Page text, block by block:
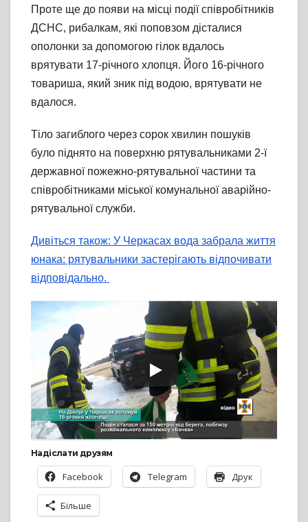
Проте ще до появи на місці події співробітників
ДСНС, рибалкам, які поповзом дісталися
ополонки за допомогою гілок вдалось
врятувати 17-річного хлопця. Його 16-річного
товариша, який зник під водою, врятувати не
вдалося.
Тіло загиблого через сорок хвилин пошуків
було піднято на поверхню рятувальниками 2-ї
державної пожежно-рятувальної частини та
співробітниками міської комунальної аварійно-
рятувальної служби.
Дивіться також: У Черкасах вода забрала життя
юнака: рятувальники застерігають відпочивати
відповідально.
Надіслати друзям
Facebook Telegram Друк
Більше